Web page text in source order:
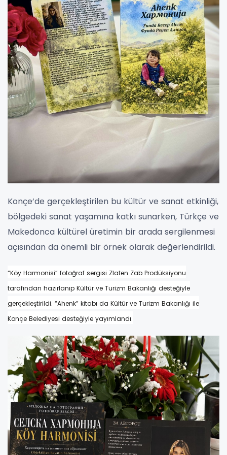
Konçe’de gerçekleştirilen bu kültür ve sanat etkinliği,
bölgedeki sanat yaşamına katkı sunarken, Türkçe ve
Makedonca kültürel üretimin bir arada sergilenmesi
açısından da önemli bir örnek olarak değerlendirildi.
“Köy Harmonisi” fotoğraf sergisi Zlaten Zab Prodüksiyonu
tarafından hazırlanıp Kültür ve Turizm Bakanlığı desteğiyle
gerçekleştirildi. “Ahenk” kitabı da Kültür ve Turizm Bakanlığı ile
Konçe Belediyesi desteğiyle yayımlandı.